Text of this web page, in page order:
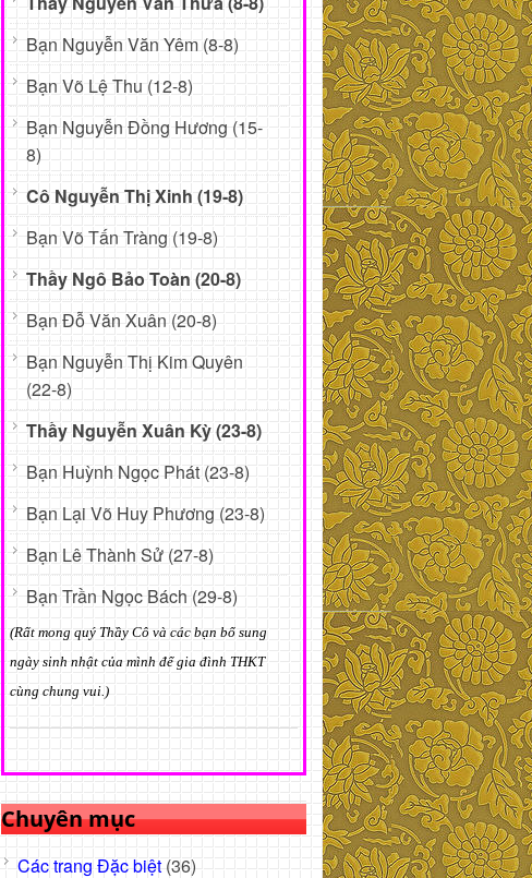
Bạn Nguyễn Văn Yêm (8-8)
Bạn Võ Lệ Thu (12-8)
Bạn Nguyễn Đồng Hương (15-
8)
Cô Nguyễn Thị Xinh (19-8)
Bạn Võ Tấn Tràng (19-8)
Thầy Ngô Bảo Toàn (20-8)
Bạn Đỗ Văn Xuân (20-8)
Bạn Nguyễn Thị Kim Quyên
(22-8)
Thầy Nguyễn Xuân Kỳ (23-8)
Bạn Huỳnh Ngọc Phát (23-8)
Bạn Lại Võ Huy Phương (23-8)
Bạn Lê Thành Sử (27-8)
Bạn Trần Ngọc Bách (29-8)
(Rất mong quý Thầy Cô và các bạn bổ sung
ngày sinh nhật của mình để gia đình THKT
cùng chung vui.)
Chuyên mục
Các trang Đặc biệt (36)